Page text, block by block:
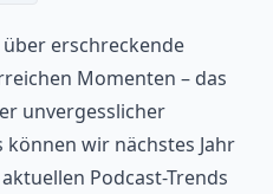
erschreckende
Momenten – das
unvergesslicher
wir nächstes Jahr
Podcast-Trends